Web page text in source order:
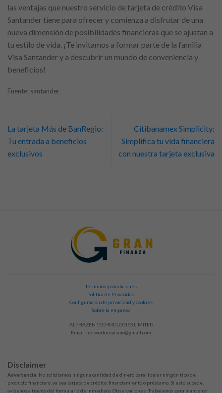
las ventajas que nuestro servicio de tarjeta de crédito Visa
Santander tiene para ofrecer y comienza a disfrutar de una
nueva dimensión de posibilidades financieras que se ajustan a
tu estilo de vida. ¡Te invitamos a formar parte de la familia
Visa Santander y a descubrir un mundo de conveniencia y
beneficios!
Fuente: santander
La tarjeta Más de BanRegio:
Tu entrada a beneficios
exclusivos
Citibanamex Simplicity:
Simplifica tu vida financiera
con nuestra tarjeta exclusiva
Términos y condiciones
Política de Privacidad
Configuración de privacidad y cookies
Sobre la empresa
ALPHAZEN TECHNOLOGIES LIMITED
Email: networknewsinc@gmail.com
Disclaimer
Advertencia: No solicitamos ninguna cantidad de dinero para liberar ningún tipo de
producto financiero, ya sea tarjeta de crédito, financiamiento o préstamo. Si esto sucede,
avísenos a través del formulario de inmediato. Observaciones: Trabajamos para mantener